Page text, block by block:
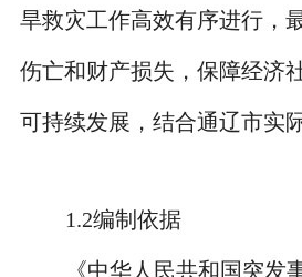
旱救灾工作高效有序进行，
伤亡和财产损失，保障经济
可持续发展，结合通辽市实
1.2编制依据
《中华人民共和国突发